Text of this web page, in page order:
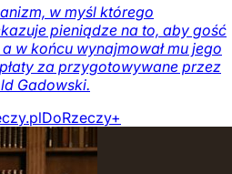
w myśl którego
pieniądze na to, aby gość
w końcu wynajmował mu jego
za przygotowywane przez
Gadowski.
DoRzeczy+